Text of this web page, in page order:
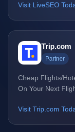
Visit LiveSEO
Trip.com
Partner
Cheap Flights/
On Your Next
Visit Trip.com